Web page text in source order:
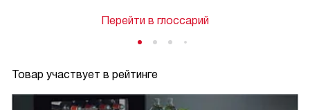
Перейти в глоссарий
Товар участвует в рейтинге